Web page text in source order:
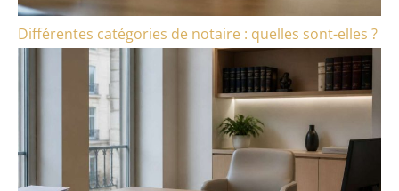
Différentes catégories de notaire : quelles sont-elles ?